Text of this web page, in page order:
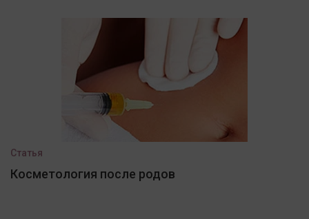
Статья
Косметология после родов